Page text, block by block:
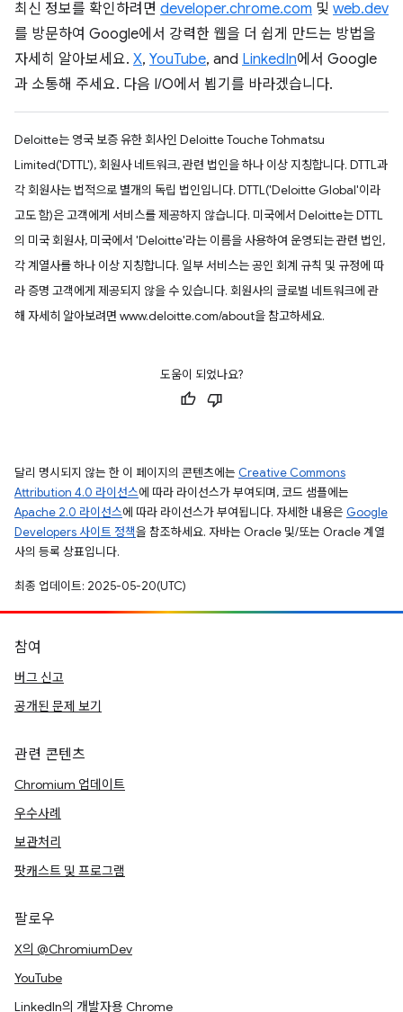
최신 정보를 확인하려면 developer.chrome.com 및 web.dev
를 방문하여 Google에서 강력한 웹을 더 쉽게 만드는 방법을
자세히 알아보세요. X, YouTube, and LinkedIn에서 Google
과 소통해 주세요. 다음 I/O에서 뵙기를 바라겠습니다.
Deloitte는 영국 보증 유한 회사인 Deloitte Touche Tohmatsu
Limited('DTTL'), 회원사 네트워크, 관련 법인을 하나 이상 지칭합니다. DTTL과
각 회원사는 법적으로 별개의 독립 법인입니다. DTTL('Deloitte Global'이라
고도 함)은 고객에게 서비스를 제공하지 않습니다. 미국에서 Deloitte는 DTTL
의 미국 회원사, 미국에서 'Deloitte'라는 이름을 사용하여 운영되는 관련 법인,
각 계열사를 하나 이상 지칭합니다. 일부 서비스는 공인 회계 규칙 및 규정에 따
라 증명 고객에게 제공되지 않을 수 있습니다. 회원사의 글로벌 네트워크에 관
해 자세히 알아보려면 www.deloitte.com/about을 참고하세요.
도움이 되었나요?
달리 명시되지 않는 한 이 페이지의 콘텐츠에는 Creative Commons
Attribution 4.0 라이선스에 따라 라이선스가 부여되며, 코드 샘플에는
Apache 2.0 라이선스에 따라 라이선스가 부여됩니다. 자세한 내용은 Google
Developers 사이트 정책을 참조하세요. 자바는 Oracle 및/또는 Oracle 계열
사의 등록 상표입니다.
최종 업데이트: 2025-05-20(UTC)
참여
버그 신고
공개된 문제 보기
관련 콘텐츠
Chromium 업데이트
우수사례
보관처리
팟캐스트 및 프로그램
팔로우
X의 @ChromiumDev
YouTube
LinkedIn의 개발자용 Chrome